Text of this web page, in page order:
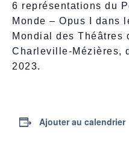
6 représentations du
Monde – Opus I dans
Mondial des Théâtres
Charleville-Mézières,
2023.
Ajouter au calendrier